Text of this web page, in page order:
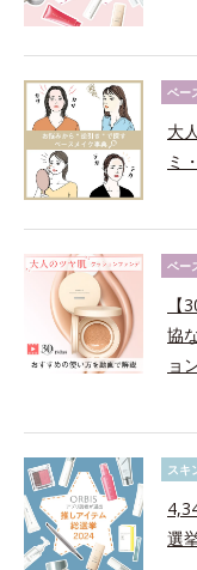
ベー
大
ミ
ベー
【
協
ョ
スキ
選